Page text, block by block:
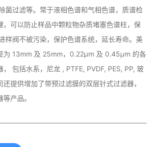
菌过滤等。常于液相色谱和气相色谱，质谱检
，可以防止样品中颗粒物杂质堵塞色谱柱，保
样阀不被污染，保护色谱系统，延长寿命。美
为 13mm 及 25mm，0.22μm 及 0.45μm 的各
包括水系，尼龙 , PTFE, PVDF, PES, PP, 玻
提供增加了带预过滤膜的双层针式过滤器，
产品。